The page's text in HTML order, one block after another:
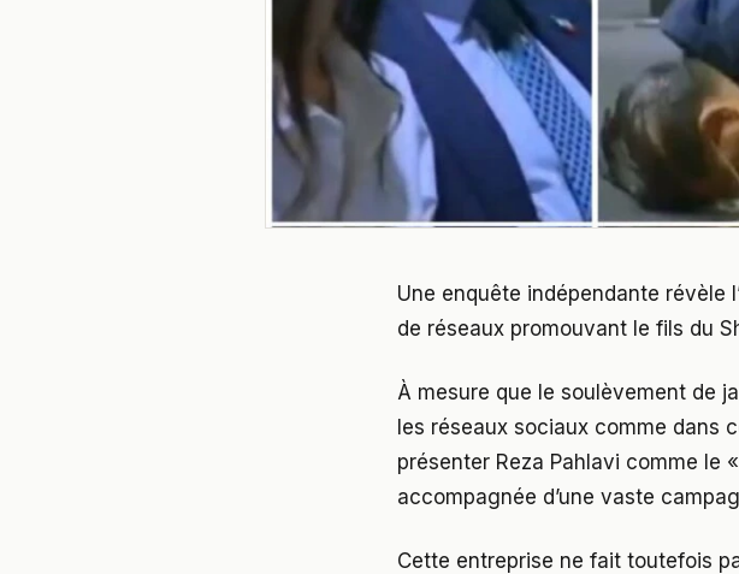
Une enquête indépendante révèle
de réseaux promouvant le fils du
À mesure que le soulèvement de
les réseaux sociaux comme dans
présenter Reza Pahlavi comme le
accompagnée d’une vaste
Cette entreprise ne fait toutefois